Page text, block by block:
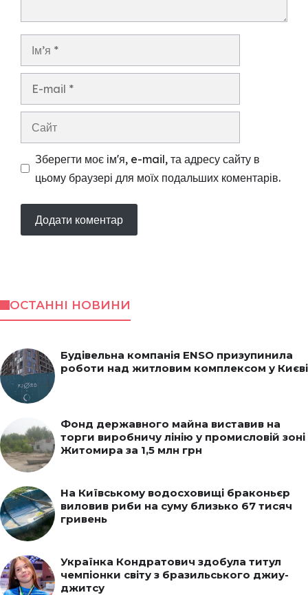
Зберегти моє ім'я, e-mail, та адресу сайту в
цьому браузері для моїх подальших коментарів.
ОСТАННІ НОВИНИ
Будівельна компанія ENSO призупинила
роботи над житловим комплексом у Києві
Фонд державного майна виставив на
торги виробничу лінію у промисловій зоні
Житомира за 1,5 млн грн
На Київському водосховищі браконьєр
виловив риби на суму близько 67 тисяч
гривень
Українка Кондратович здобула титул
чемпіонки світу з бразильського джиу-
джитсу